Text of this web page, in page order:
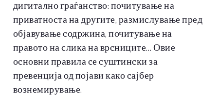
дигитално граѓанство: почитување на
приватноста на другите, размислување пред
објавување содржина, почитување на
правото на слика на врсниците… Овие
основни правила се суштински за
превенција од појави како сајбер
вознемирување.